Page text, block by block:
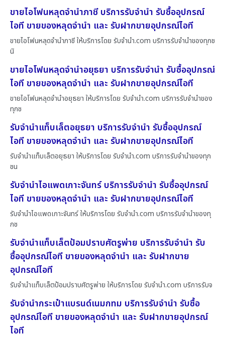
ขายไอโฟนหลุดจำนำภาชี บริการรับจำนำ รับซื้ออุปกรณ์
ไอที ขายของหลุดจำนำ และ รับฝากขายอุปกรณ์ไอที
ขายไอโฟนหลุดจำนำภาชี ให้บริการโดย รับจํานํา.com บริการรับจำนำของทุกช
นิ
ขายไอโฟนหลุดจำนำอยุธยา บริการรับจำนำ รับซื้ออุปกรณ์
ไอที ขายของหลุดจำนำ และ รับฝากขายอุปกรณ์ไอที
ขายไอโฟนหลุดจำนำอยุธยา ให้บริการโดย รับจํานํา.com บริการรับจำนำของ
ทุกช
รับจำนำแท็บเล็ตอยุธยา บริการรับจำนำ รับซื้ออุปกรณ์
ไอที ขายของหลุดจำนำ และ รับฝากขายอุปกรณ์ไอที
รับจำนำแท็บเล็ตอยุธยา ให้บริการโดย รับจํานํา.com บริการรับจำนำของทุก
ชน
รับจำนำไอแพดเกาะจันทร์ บริการรับจำนำ รับซื้ออุปกรณ์
ไอที ขายของหลุดจำนำ และ รับฝากขายอุปกรณ์ไอที
รับจำนำไอแพดเกาะจันทร์ ให้บริการโดย รับจํานํา.com บริการรับจำนำของทุ
กช
รับจำนำแท็บเล็ตป้อมปราบศัตรูพ่าย บริการรับจำนำ รับ
ซื้ออุปกรณ์ไอที ขายของหลุดจำนำ และ รับฝากขาย
อุปกรณ์ไอที
รับจำนำแท็บเล็ตป้อมปราบศัตรูพ่าย ให้บริการโดย รับจํานํา.com บริการรับจ
รับจำนำกระเป๋าแบรนด์เนมกทม บริการรับจำนำ รับซื้อ
อุปกรณ์ไอที ขายของหลุดจำนำ และ รับฝากขายอุปกรณ์
ไอที